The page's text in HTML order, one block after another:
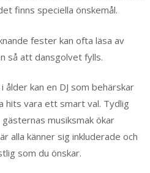
finns speciella önskemål.
fester kan ofta läsa av
så att dansgolvet fylls.
kan en DJ som behärskar
hits vara ett smart val. Tydlig
musiksmak ökar
alla känner sig inkluderade och
som du önskar.